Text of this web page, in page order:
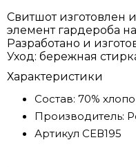
Свитшот изготовлен
элемент гардероба
Разработано и
Уход: бережная
Характеристики
Состав: 70%
Производитель:
Артикул СЕВ195